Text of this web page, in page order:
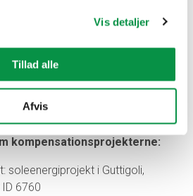
Vis detaljer
Tillad alle
Afvis
tlf. +358 40 833 9007
kompensationsprojekterne:
soleenergiprojekt i Guttigoli,
6760